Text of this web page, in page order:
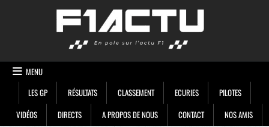
MENU
LES GP
RÉSULTATS CLASSEMENT ECURIES
PILOTES
VIDÉOS
DIRECTS A PROPOS DE NOUS CONTACT NOS AMIS